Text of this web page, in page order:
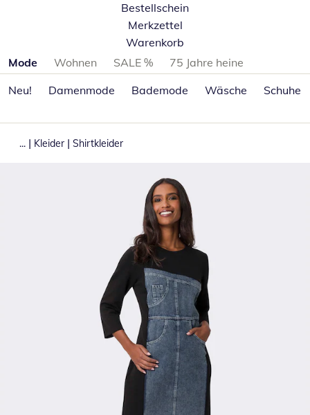
Bestellschein
Merkzettel
Warenkorb
Produktkategorien überspringen
Mode Wohnen SALE %
75 Jahre heine
Neu!
Damenmode Bademode Wäsche Schuhe
... | Kleider | Shirtkleider